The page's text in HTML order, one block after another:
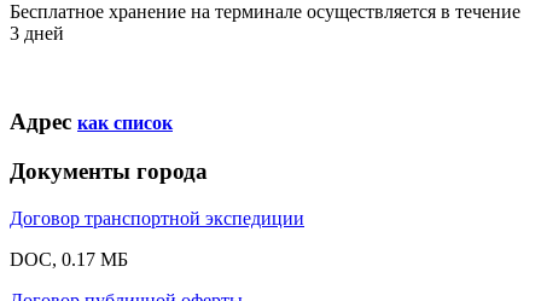
Бесплатное хранение на терминале осуществляется в течение
3 дней
Адрес как список
Документы города
Договор транспортной экспедиции
DOC, 0.17 МБ